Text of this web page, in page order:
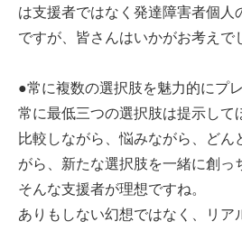
は支援者ではなく発達障害者個人
ですが、皆さんはいかがお考えで
●常に複数の選択肢を魅力的にプ
常に最低三つの選択肢は提示して
比較しながら、悩みながら、どん
がら、新たな選択肢を一緒に創
そんな支援者が理想ですね。
ありもしない幻想ではなく、リア